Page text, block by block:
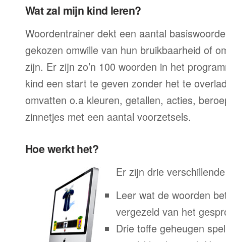
Wat zal mijn kind leren?
Woordentrainer dekt een aantal
gekozen omwille van hun bruikbaarheid of
zijn. Er zijn zo’n 100 woorden in het
kind een start te geven zonder het te
omvatten o.a kleuren, getallen, acties,
zinnetjes met een aantal voorzetsels.
Hoe werkt het?
Er zijn drie
Leer wat de woorden
vergezeld van het
Drie toffe geheugen